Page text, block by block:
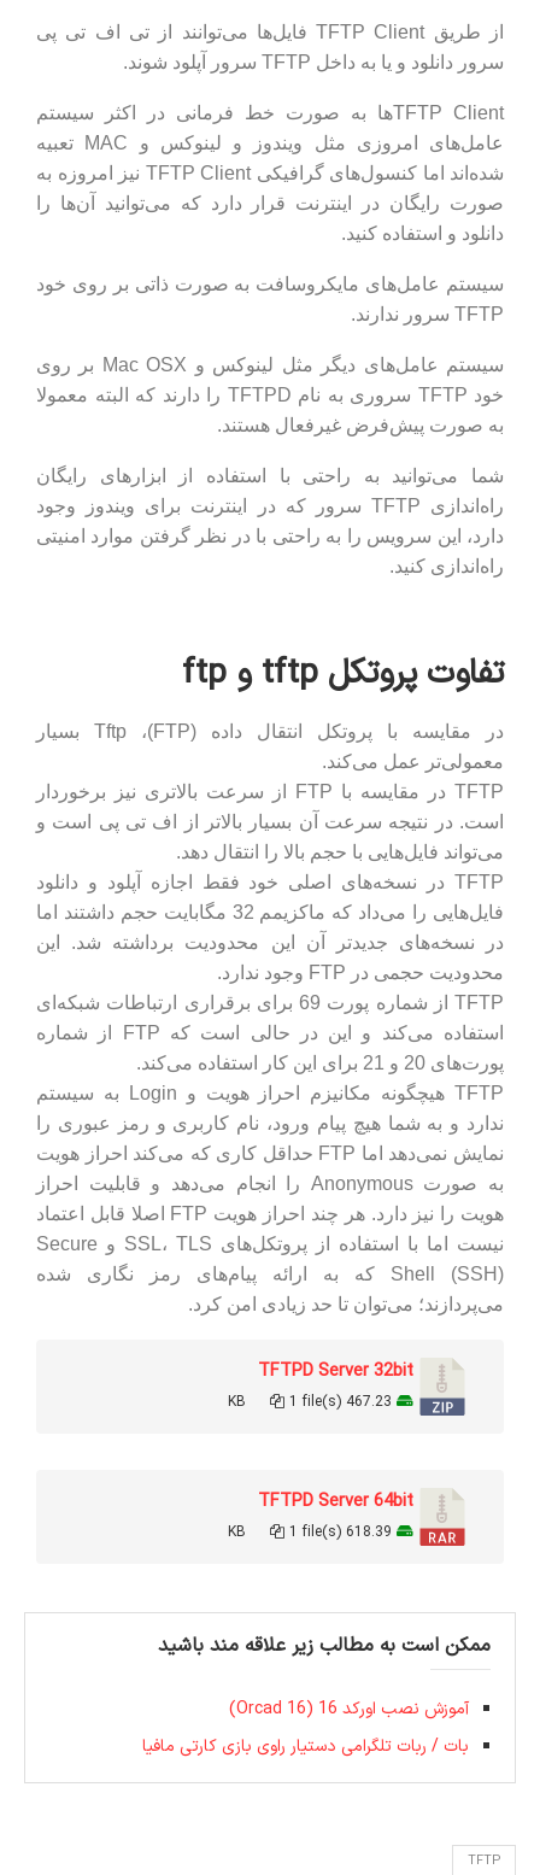
از طریق TFTP Client فایل‌ها می‌توانند از تی اف تی پی
سرور دانلود و یا به داخل TFTP سرور آپلود شوند.
TFTP Clientها به صورت خط فرمانی در اکثر سیستم
عامل‌های امروزی مثل ویندوز و لینوکس و MAC تعبیه
شده‌اند اما کنسول‌های گرافیکی TFTP Client نیز امروزه به
صورت رایگان در اینترنت قرار دارد که می‌توانید آن‌ها را
دانلود و استفاده کنید.
سیستم عامل‌های مایکروسافت به صورت ذاتی بر روی خود
TFTP سرور ندارند.
سیستم عامل‌های دیگر مثل لینوکس و Mac OSX بر روی
خود TFTP سروری به نام TFTPD را دارند که البته معمولا
به صورت پیش‌فرض غیرفعال هستند.
شما می‌توانید به راحتی با استفاده از ابزارهای رایگان
راه‌اندازی TFTP سرور که در اینترنت برای ویندوز وجود
دارد، این سرویس را به راحتی با در نظر گرفتن موارد امنیتی
راه‌اندازی کنید.
تفاوت پروتکل tftp و ftp
در مقایسه با پروتکل انتقال داده (FTP)، Tftp بسیار
معمولی‌تر عمل می‌کند.
TFTP در مقایسه با FTP از سرعت بالاتری نیز برخوردار
است. در نتیجه سرعت آن بسیار بالاتر از اف تی پی است و
می‌تواند فایل‌هایی با حجم بالا را انتقال دهد.
TFTP در نسخه‌های اصلی خود فقط اجازه آپلود و دانلود
فایل‌هایی را می‌داد که ماکزیمم 32 مگابایت حجم داشتند اما
در نسخه‌های جدیدتر آن این محدودیت برداشته شد. این
محدودیت حجمی در FTP وجود ندارد.
TFTP از شماره پورت 69 برای برقراری ارتباطات شبکه‌ای
استفاده می‌کند و این در حالی است که FTP از شماره
پورت‌های 20 و 21 برای این کار استفاده می‌کند.
TFTP هیچگونه مکانیزم احراز هویت و Login به سیستم
ندارد و به شما هیچ پیام ورود، نام کاربری و رمز عبوری را
نمایش نمی‌دهد اما FTP حداقل کاری که می‌کند احراز هویت
به صورت Anonymous را انجام می‌دهد و قابلیت احراز
هویت را نیز دارد. هر چند احراز هویت FTP اصلا قابل اعتماد
نیست اما با استفاده از پروتکل‌های SSL، TLS و Secure
Shell (SSH) که به ارائه پیام‌های رمز نگاری شده
می‌پردازند؛ می‌توان تا حد زیادی امن کرد.
TFTPD Server 32bit
1 file(s)
TFTPD Server 64bit
1 file(s)
ممکن است به مطالب زیر علاقه مند باشید
آموزش نصب اورکد 16 (Orcad 16)
بات / ربات تلگرامی دستیار راوی بازی کارتی مافیا
TFTP